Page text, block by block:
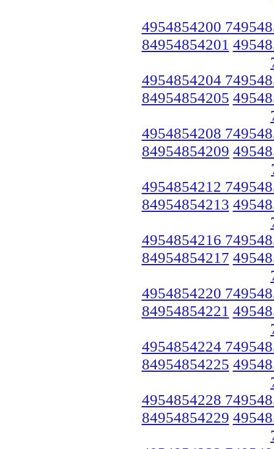
4954854200
84954854201
4954854204
84954854205
4954854208
84954854209
4954854212
84954854213
4954854216
84954854217
4954854220
84954854221
4954854224
84954854225
4954854228
84954854229